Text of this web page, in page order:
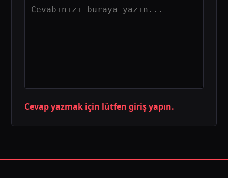
Cevap yazmak için lütfen giriş yapın.